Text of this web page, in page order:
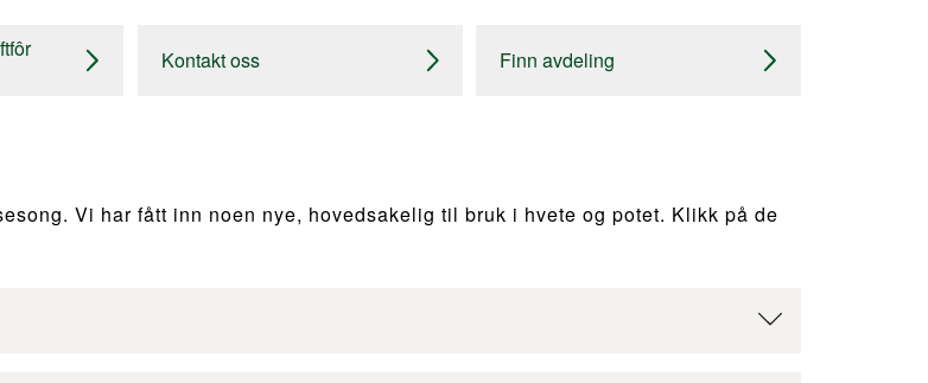
Kontakt oss Finn avdeling
Vi har fått inn noen nye, hovedsakelig til bruk i hvete og potet. Klikk på de